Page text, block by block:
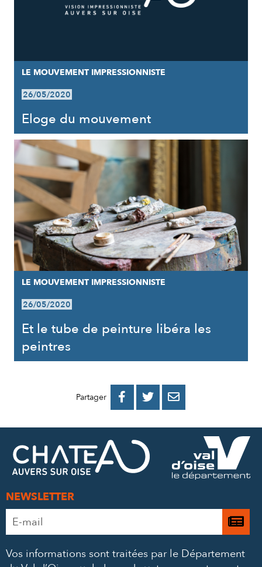
LE MOUVEMENT IMPRESSIONNISTE
26/05/2020
Eloge du mouvement
LE MOUVEMENT IMPRESSIONNISTE
26/05/2020
Et le tube de peinture libéra les
peintres
Partager 
PARTAGER
FACEBOOK
PARTAGER
PARTAGER
MAIL
NEWSLETTER
Adresse
e-
*
Je
à
Vos informations sont traitées par le Département